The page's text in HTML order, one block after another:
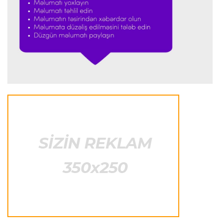
Formula-1 23:51 06.08.2026
"Antonelli çox etibarlı pilota çevrilib"
Formula-1 23:44 06.08.2026
"Antonelli mövsümün ən yaxşı pilotlarından
bənzəyir"
23:38 06.08.2026